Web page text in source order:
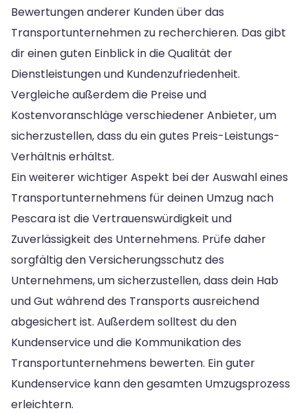
Bewertungen anderer Kunden über das
Transportunternehmen zu recherchieren. Das gibt
dir einen guten Einblick in die Qualität der
Dienstleistungen und Kundenzufriedenheit.
Vergleiche außerdem die Preise und
Kostenvoranschläge verschiedener Anbieter, um
sicherzustellen, dass du ein gutes Preis-Leistungs-
Verhältnis erhältst.
Ein weiterer wichtiger Aspekt bei der Auswahl eines
Transportunternehmens für deinen Umzug nach
Pescara ist die Vertrauenswürdigkeit und
Zuverlässigkeit des Unternehmens. Prüfe daher
sorgfältig den Versicherungsschutz des
Unternehmens, um sicherzustellen, dass dein Hab
und Gut während des Transports ausreichend
abgesichert ist. Außerdem solltest du den
Kundenservice und die Kommunikation des
Transportunternehmens bewerten. Ein guter
Kundenservice kann den gesamten Umzugsprozess
erleichtern.